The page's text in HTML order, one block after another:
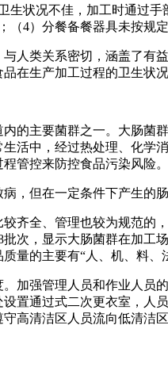
状况不佳，加工时通过手
4）分餐备餐器具未按规
类关系密切，涵盖了有
在生产加工过程的卫生状
主要菌群之一。大肠菌
活中，经过热处理、化
管控来防控食品污染风险。
但在一定条件下产生的
全、管理也较为规范的
次，显示大肠菌群在加
量的主要有“人、机、料
强管理人员和作业人员
置通过式二次更衣室，
高清洁区人员流向低清